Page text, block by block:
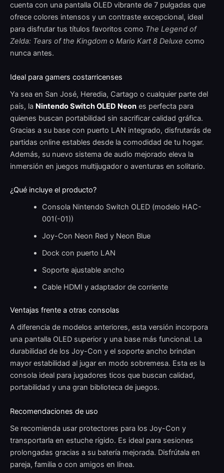
cuenta con una pantalla OLED vibrante de 7 pulgadas que
ofrece colores intensos y un contraste excepcional, ideal
para disfrutar tus títulos favoritos como The Legend of
Zelda: Tears of the Kingdom o Mario Kart 8 Deluxe como
nunca antes.
Ideal para gamers costarricenses
Ya sea en San José, Heredia, Cartago o cualquier parte del
país, la Nintendo Switch OLED Neon es perfecta para
quienes buscan portabilidad sin sacrificar calidad gráfica.
Gracias a su base con puerto LAN integrado, disfrutarás de
partidas online estables desde la comodidad de tu hogar.
Además, su nuevo sistema de audio mejorado eleva la
inmersión en juegos multijugador o aventuras en solitario.
¿Qué incluye el producto?
Consola Nintendo Switch OLED (modelo HAC-
001(-01))
Joy-Con Neon Red y Neon Blue
Dock con puerto LAN
Soporte ajustable ancho
Cable HDMI y adaptador de corriente
Ventajas frente a otras consolas
A diferencia de modelos anteriores, esta versión incorpora
una pantalla OLED superior y una base más funcional. La
durabilidad de los Joy-Con y el soporte ancho brindan
mayor estabilidad al jugar en modo sobremesa. Esta es la
consola ideal para jugadores ticos que buscan calidad,
portabilidad y una gran biblioteca de juegos.
Recomendaciones de uso
Se recomienda usar protectores para los Joy-Con y
transportarla en estuche rígido. Es ideal para sesiones
prolongadas gracias a su batería mejorada. Disfrútala en
pareja, familia o con amigos en línea.